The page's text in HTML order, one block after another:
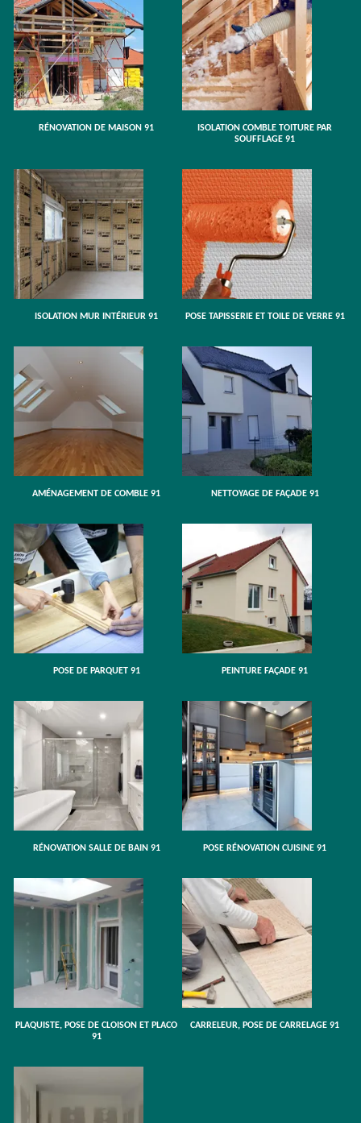
RÉNOVATION DE MAISON 91
ISOLATION COMBLE TOITURE PAR
SOUFFLAGE 91
ISOLATION MUR INTÉRIEUR 91 POSE TAPISSERIE ET TOILE DE VERRE 91
AMÉNAGEMENT DE COMBLE 91 NETTOYAGE DE FAÇADE 91
POSE DE PARQUET 91 PEINTURE FAÇADE 91
RÉNOVATION SALLE DE BAIN 91 POSE RÉNOVATION CUISINE 91
PLAQUISTE, POSE DE CLOISON ET PLACO
91
CARRELEUR, POSE DE CARRELAGE 91